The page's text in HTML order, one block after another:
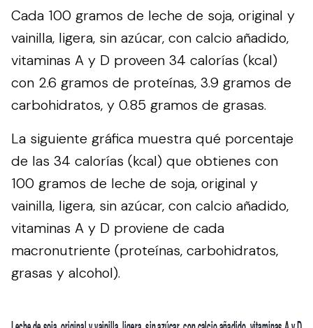
Cada 100 gramos de leche de soja, original y
vainilla, ligera, sin azúcar, con calcio añadido,
vitaminas A y D proveen 34 calorías (kcal)
con 2.6 gramos de proteínas, 3.9 gramos de
carbohidratos, y 0.85 gramos de grasas.
La siguiente gráfica muestra qué porcentaje
de las 34 calorías (kcal) que obtienes con
100 gramos de leche de soja, original y
vainilla, ligera, sin azúcar, con calcio añadido,
vitaminas A y D proviene de cada
macronutriente (proteínas, carbohidratos,
grasas y alcohol).